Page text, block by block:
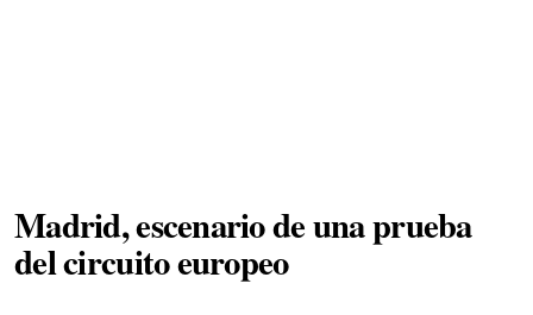
Madrid, escenario de una prueba
del circuito europeo